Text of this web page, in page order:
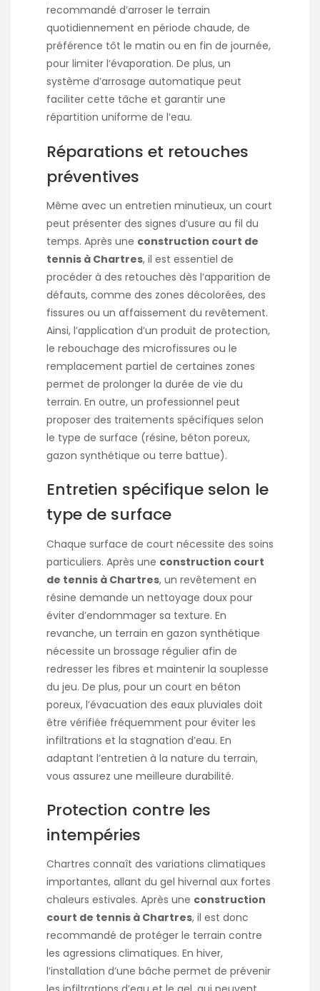
recommandé d’arroser le terrain
quotidiennement en période chaude, de
préférence tôt le matin ou en fin de journée,
pour limiter l’évaporation. De plus, un
système d’arrosage automatique peut
faciliter cette tâche et garantir une
répartition uniforme de l’eau.
Réparations et retouches
préventives
Même avec un entretien minutieux, un court
peut présenter des signes d’usure au fil du
temps. Après une construction court de
tennis à Chartres, il est essentiel de
procéder à des retouches dès l’apparition de
défauts, comme des zones décolorées, des
fissures ou un affaissement du revêtement.
Ainsi, l’application d’un produit de protection,
le rebouchage des microfissures ou le
remplacement partiel de certaines zones
permet de prolonger la durée de vie du
terrain. En outre, un professionnel peut
proposer des traitements spécifiques selon
le type de surface (résine, béton poreux,
gazon synthétique ou terre battue).
Entretien spécifique selon le
type de surface
Chaque surface de court nécessite des soins
particuliers. Après une construction court
de tennis à Chartres, un revêtement en
résine demande un nettoyage doux pour
éviter d’endommager sa texture. En
revanche, un terrain en gazon synthétique
nécessite un brossage régulier afin de
redresser les fibres et maintenir la souplesse
du jeu. De plus, pour un court en béton
poreux, l’évacuation des eaux pluviales doit
être vérifiée fréquemment pour éviter les
infiltrations et la stagnation d’eau. En
adaptant l’entretien à la nature du terrain,
vous assurez une meilleure durabilité.
Protection contre les
intempéries
Chartres connaît des variations climatiques
importantes, allant du gel hivernal aux fortes
chaleurs estivales. Après une construction
court de tennis à Chartres, il est donc
recommandé de protéger le terrain contre
les agressions climatiques. En hiver,
l’installation d’une bâche permet de prévenir